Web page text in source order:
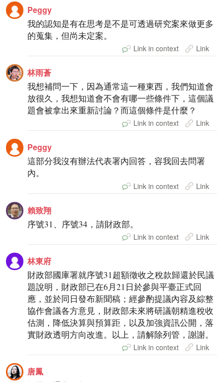
Peggy
我的認知是有在思考是不是可透過研究案來做更多
的蒐集，但尚未定案。
Link in context Link
林雨蒼
我想補問一下，因為通常這一種東西，我們知道會
放很久，我想知道會不會有哪一些條件下，這個議
題會被拿出來重新討論？而這個條件是什麼？
Link in context Link
Peggy
這部分我沒有辦法代表署內回答，容我回去問署
內。
Link in context Link
賴致翔
序號31、序號34，請財政部。
Link in context Link
林東府
財政部國庫署就序號31超額徵收之稅款歸還於民議
題說明，財政部已在6月21日於參與平臺正式回
應，並於同日發布新聞稿；經參酌提議內容及綜整
協作會議各方意見，財政部未來將研議朝精進稅收
估測，降低決算與預算距，以及加強資訊公開，落
實財政透明方向改進。以上，請解除列管，謝謝。
Link in context Link
唐鳳